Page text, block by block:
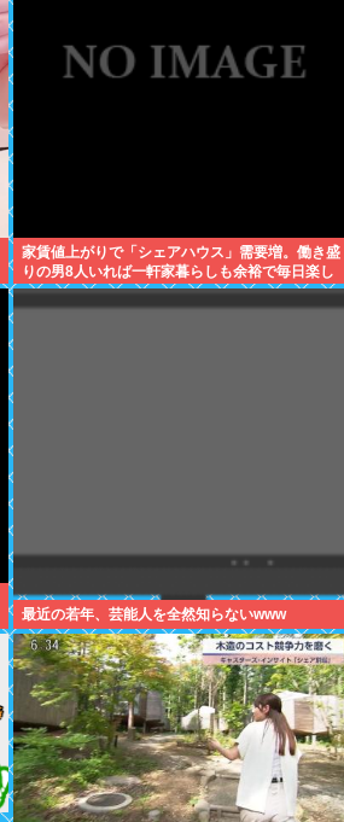
家賃値上がりで「シェアハウス」需要増。働き盛
りの男8人いれば一軒家暮らしも余裕で毎日楽し
い
最近の若年、芸能人を全然知らないwww